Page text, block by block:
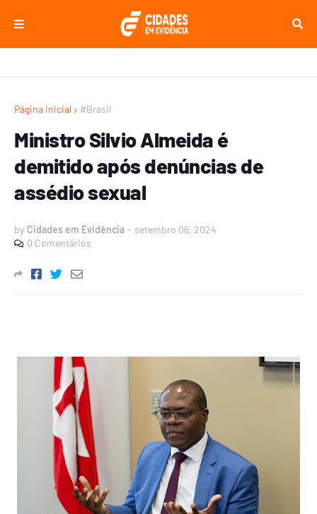
Página inicial #Brasil
Ministro Silvio Almeida é
demitido após denúncias de
assédio sexual
by Cidades em Evidência - setembro 06, 2024
0 Comentários